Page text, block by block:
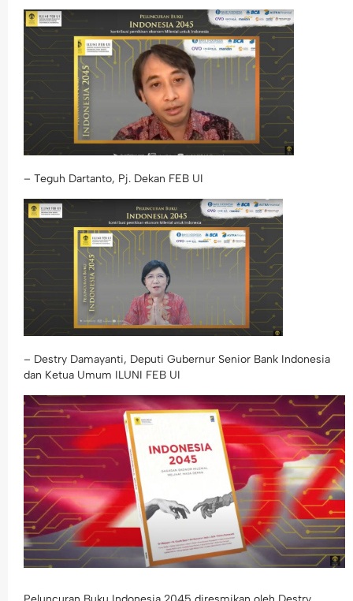
– Teguh Dartanto, Pj. Dekan FEB UI
– Destry Damayanti, Deputi Gubernur Senior Bank Indonesia
dan Ketua Umum ILUNI FEB UI